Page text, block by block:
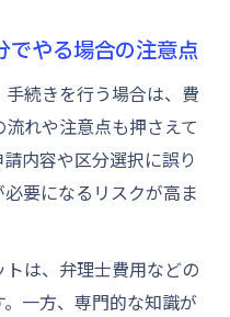
でやる場合の注意点
続きを行う場合は、費
れや注意点も押さえて
内容や区分選択に誤り
要になるリスクが高ま
は、弁理士費用などの
一方、専門的な知識が